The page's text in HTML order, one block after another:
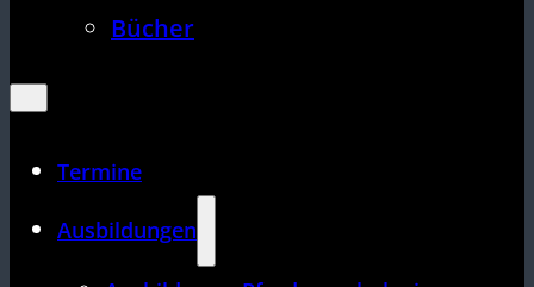
Bücher
Termine
Ausbildungen